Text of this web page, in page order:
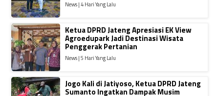
News | 4 Hari Yang Lalu
Ketua DPRD Jateng Apresiasi EK View
Agroedupark Jadi Destinasi Wisata
Penggerak Pertanian
News | 5 Hari Yang Lalu
Jogo Kali di Jatiyoso, Ketua DPRD Jateng
Sumanto Ingatkan Dampak Musim